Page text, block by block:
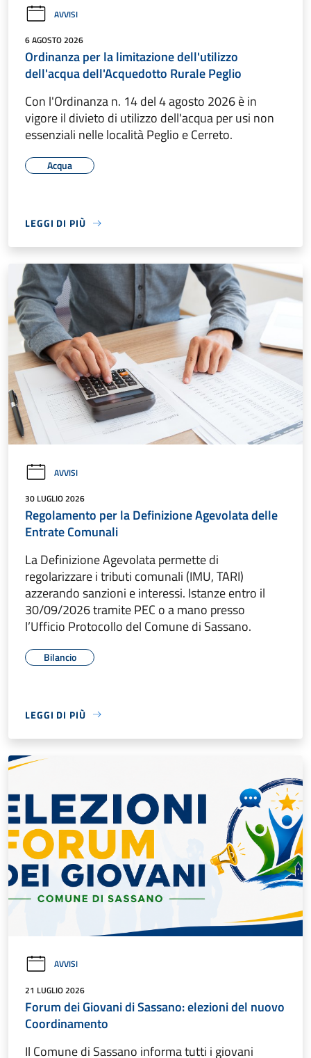
AVVISI
6 AGOSTO 2026
Ordinanza per la limitazione dell'utilizzo
dell'acqua dell'Acquedotto Rurale Peglio
Con l'Ordinanza n. 14 del 4 agosto 2026 è in
vigore il divieto di utilizzo dell'acqua per usi non
essenziali nelle località Peglio e Cerreto.
Acqua
LEGGI DI PIÙ
AVVISI
30 LUGLIO 2026
Regolamento per la Definizione Agevolata delle
Entrate Comunali
La Definizione Agevolata permette di
regolarizzare i tributi comunali (IMU, TARI)
azzerando sanzioni e interessi. Istanze entro il
30/09/2026 tramite PEC o a mano presso
l’Ufficio Protocollo del Comune di Sassano.
Bilancio
LEGGI DI PIÙ
AVVISI
21 LUGLIO 2026
Forum dei Giovani di Sassano: elezioni del nuovo
Coordinamento
Il Comune di Sassano informa tutti i giovani